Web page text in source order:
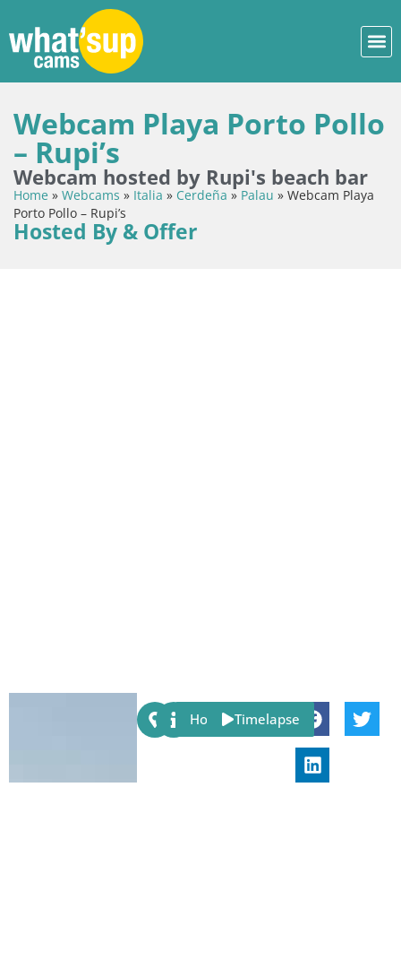
Webcam Playa Porto Pollo
– Rupi’s
Webcam hosted by Rupi's beach bar
Home » Webcams » Italia » Cerdeña » Palau » Webcam Playa
Porto Pollo – Rupi’s
Hosted By & Offer
Share:
Host Timelapse